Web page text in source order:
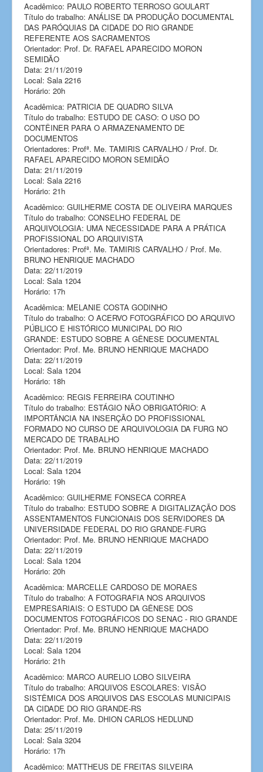
Acadêmico: PAULO ROBERTO TERROSO GOULART
Título do trabalho: ANÁLISE DA PRODUÇÃO DOCUMENTAL
DAS PARÓQUIAS DA CIDADE DO RIO GRANDE
REFERENTE AOS SACRAMENTOS
Orientador: Prof. Dr. RAFAEL APARECIDO MORON
SEMIDÃO
Data: 21/11/2019
Local: Sala 2216
Horário: 20h
Acadêmica: PATRICIA DE QUADRO SILVA
Título do trabalho: ESTUDO DE CASO: O USO DO
CONTÊINER PARA O ARMAZENAMENTO DE
DOCUMENTOS
Orientadores: Profª. Me. TAMIRIS CARVALHO / Prof. Dr.
RAFAEL APARECIDO MORON SEMIDÃO
Data: 21/11/2019
Local: Sala 2216
Horário: 21h
Acadêmico: GUILHERME COSTA DE OLIVEIRA MARQUES
Título do trabalho: CONSELHO FEDERAL DE
ARQUIVOLOGIA: UMA NECESSIDADE PARA A PRÁTICA
PROFISSIONAL DO ARQUIVISTA
Orientadores: Profª. Me. TAMIRIS CARVALHO / Prof. Me.
BRUNO HENRIQUE MACHADO
Data: 22/11/2019
Local: Sala 1204
Horário: 17h
Acadêmica: MELANIE COSTA GODINHO
Título do trabalho: O ACERVO FOTOGRÁFICO DO ARQUIVO
PÚBLICO E HISTÓRICO MUNICIPAL DO RIO
GRANDE: ESTUDO SOBRE A GÊNESE DOCUMENTAL
Orientador: Prof. Me. BRUNO HENRIQUE MACHADO
Data: 22/11/2019
Local: Sala 1204
Horário: 18h
Acadêmico: REGIS FERREIRA COUTINHO
Título do trabalho: ESTÁGIO NÃO OBRIGATÓRIO: A
IMPORTÂNCIA NA INSERÇÃO DO PROFISSIONAL
FORMADO NO CURSO DE ARQUIVOLOGIA DA FURG NO
MERCADO DE TRABALHO
Orientador: Prof. Me. BRUNO HENRIQUE MACHADO
Data: 22/11/2019
Local: Sala 1204
Horário: 19h
Acadêmico: GUILHERME FONSECA CORREA
Título do trabalho: ESTUDO SOBRE A DIGITALIZAÇÃO DOS
ASSENTAMENTOS FUNCIONAIS DOS SERVIDORES DA
UNIVERSIDADE FEDERAL DO RIO GRANDE-FURG
Orientador: Prof. Me. BRUNO HENRIQUE MACHADO
Data: 22/11/2019
Local: Sala 1204
Horário: 20h
Acadêmica: MARCELLE CARDOSO DE MORAES
Título do trabalho: A FOTOGRAFIA NOS ARQUIVOS
EMPRESARIAIS: O ESTUDO DA GÊNESE DOS
DOCUMENTOS FOTOGRÁFICOS DO SENAC - RIO GRANDE
Orientador: Prof. Me. BRUNO HENRIQUE MACHADO
Data: 22/11/2019
Local: Sala 1204
Horário: 21h
Acadêmico: MARCO AURELIO LOBO SILVEIRA
Título do trabalho: ARQUIVOS ESCOLARES: VISÃO
SISTÊMICA DOS ARQUIVOS DAS ESCOLAS MUNICIPAIS
DA CIDADE DO RIO GRANDE-RS
Orientador: Prof. Me. DHION CARLOS HEDLUND
Data: 25/11/2019
Local: Sala 3204
Horário: 17h
Acadêmico: MATTHEUS DE FREITAS SILVEIRA